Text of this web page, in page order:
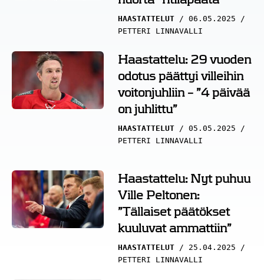
HAASTATTELUT
06.05.2025
PETTERI LINNAVALLI
Haastattelu: 29 vuoden
odotus päättyi villeihin
voitonjuhliin – ”4 päivää
on juhlittu”
HAASTATTELUT
05.05.2025
PETTERI LINNAVALLI
Haastattelu: Nyt puhuu
Ville Peltonen:
”Tällaiset päätökset
kuuluvat ammattiin”
HAASTATTELUT
25.04.2025
PETTERI LINNAVALLI